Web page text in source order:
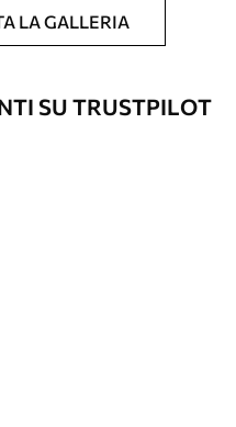
stampata nel formato
tagliata in strisce identiche
un rivestimento
LA GALLERIA
SU TRUSTPILOT